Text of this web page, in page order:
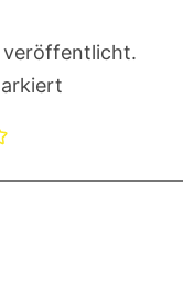
veröffentlicht.